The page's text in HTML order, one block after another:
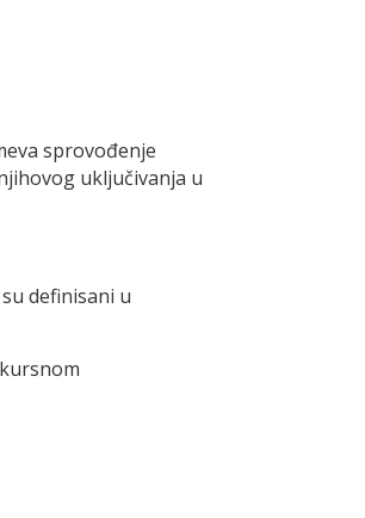
sprovođenje
uključivanja u
definisani u